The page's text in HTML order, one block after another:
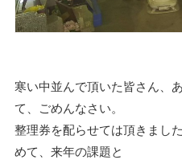
寒い中並んで頂いた皆さん、
て、ごめんなさい。
整理券を配らせては頂きまし
めて、来年の課題と